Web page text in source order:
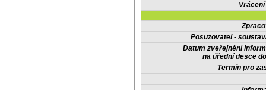
Posuzovatel -
Datum zveřejnění
na úřední desce
Termín pro